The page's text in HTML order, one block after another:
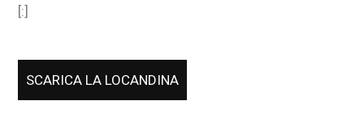
[:]
SCARICA LA LOCANDINA